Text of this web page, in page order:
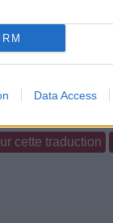
Data Access
cette traduction